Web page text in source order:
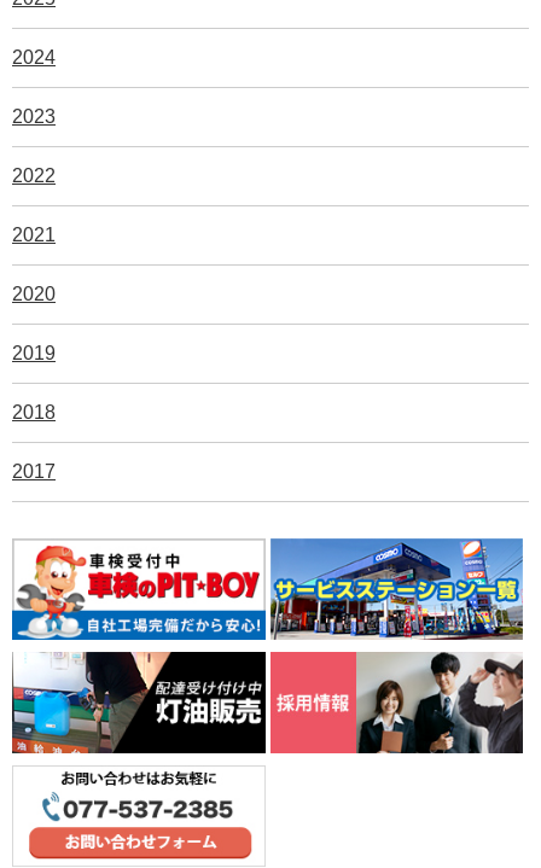
2024
2023
2022
2021
2020
2019
2018
2017